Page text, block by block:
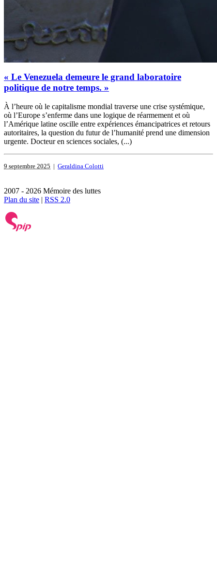
« Le Venezuela demeure le grand laboratoire
politique de notre temps. »
À l’heure où le capitalisme mondial traverse une crise systémique,
où l’Europe s’enferme dans une logique de réarmement et où
l’Amérique latine oscille entre expériences émancipatrices et retours
autoritaires, la question du futur de l’humanité prend une dimension
urgente. Docteur en sciences sociales, (...)
9 septembre 2025 | Geraldina Colotti
2007 - 2026 Mémoire des luttes
Plan du site | RSS 2.0